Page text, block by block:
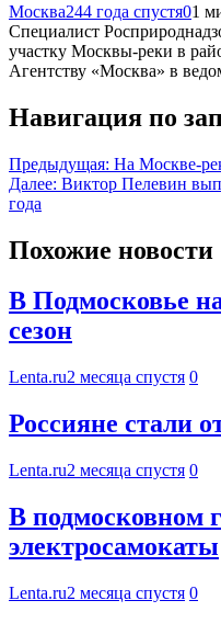
Москва244 года спустя01
Специалист
участку Москвы-реки в
Агентству «Москва» в
Навигация по
Предыдущая: На Москве-
Далее: Виктор Пелевин
года
Похожие новости
В Подмосковье
сезон
Lenta.ru2 месяца спустя 0
Россияне стали
Lenta.ru2 месяца спустя 0
В подмосковном
электросамокаты
Lenta.ru2 месяца спустя 0